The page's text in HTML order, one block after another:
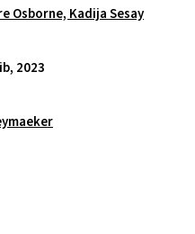
Osborne, Kadija Sesay
2023